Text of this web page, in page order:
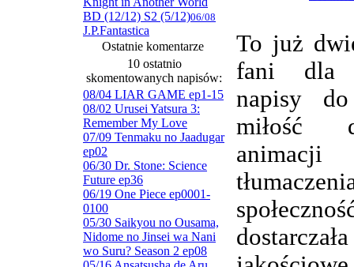
BD (12/12) S2 (5/12)06/08
J.P.Fantastica
Ostatnie komentarze
10 ostatnio
skomentowanych napisów:
08/04 LIAR GAME ep1-15
08/02 Urusei Yatsura 3:
Remember My Love
07/09 Tenmaku no Jaadugar
ep02
06/30 Dr. Stone: Science
Future ep36
06/19 One Piece ep0001-
0100
05/30 Saikyou no Ousama,
Nidome no Jinsei wa Nani
wo Suru? Season 2 ep08
To już
fani dla
napisy
miłość